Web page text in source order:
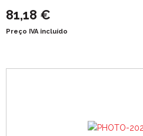
81,18 €
Preço IVA incluído